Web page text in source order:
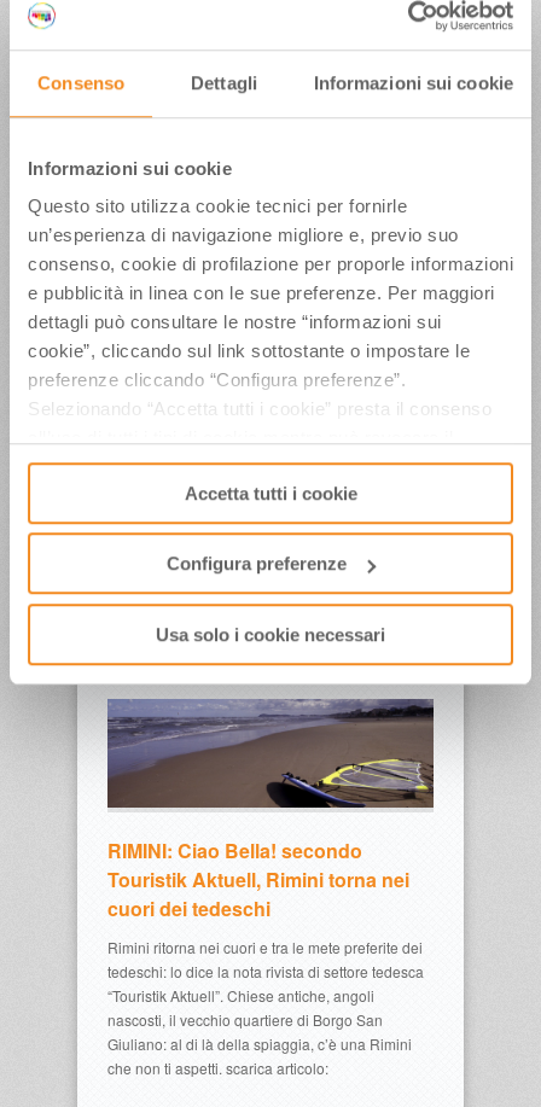
Consenso Dettagli Informazioni sui cookie
Informazioni sui cookie
Questo sito utilizza cookie tecnici per fornirle
un’esperienza di navigazione migliore e, previo suo
consenso, cookie di profilazione per proporle informazioni
e pubblicità in linea con le sue preferenze. Per maggiori
dettagli può consultare le nostre “informazioni sui
cookie”, cliccando sul link sottostante o impostare le
preferenze cliccando “Configura preferenze”.
Selezionando “Accetta tutti i cookie” presta il consenso
consenso cliccando su “Usa solo i cookie necessari” e
saranno attivati i soli cookie tecnici necessari al corretto
funzionamento del sito.
Accetta tutti i cookie
Configura preferenze
Usa solo i cookie necessari
L’Emilia Romagna consolida il
record in cucina Leader in Europa
con 44 marchi tra Dop e Igp
Con l’ingresso dell’Anguria Reggiana sono saliti
a 44 i prodotti tra Dop e Igp dell’Emilia Romagna
Notte Rosa: nuova guida tedesca
Notte Rosa tra i must da non
Dai Caraibi agli eventi in Florida, da Berlino
costa Adriatica: la regina tra 40 eventi, da non
perdere. 40 Festivals
RIMINI: Ciao Bella! secondo
Touristik Aktuell, Rimini torna nei
cuori dei tedeschi
Rimini ritorna nei cuori e tra le mete preferite dei
tedeschi: lo dice la nota rivista di settore tedesca
“Touristik Aktuell”. Chiese antiche, angoli
nascosti, il vecchio quartiere di Borgo San
Giuliano: al di là della spiaggia, c’è una Rimini
che non ti aspetti. scarica articolo: